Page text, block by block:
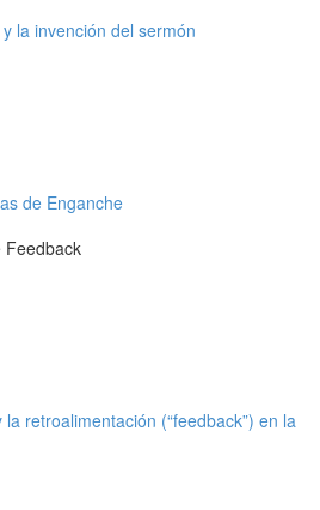
la invención del sermón
de Enganche
Feedback
retroalimentación (“feedback”) en la